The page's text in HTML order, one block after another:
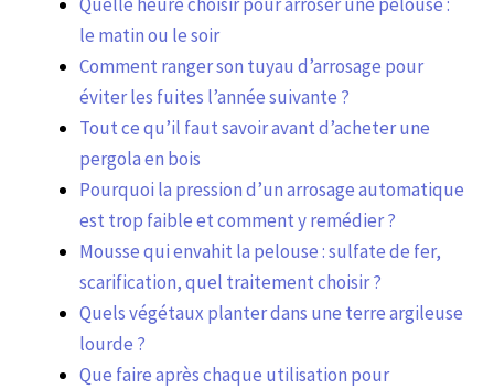
le matin ou le soir
Comment ranger son tuyau d’arrosage pour
éviter les fuites l’année suivante ?
Tout ce qu’il faut savoir avant d’acheter une
pergola en bois
Pourquoi la pression d’un arrosage automatique
est trop faible et comment y remédier ?
Mousse qui envahit la pelouse : sulfate de fer,
scarification, quel traitement choisir ?
Quels végétaux planter dans une terre argileuse
lourde ?
Que faire après chaque utilisation pour